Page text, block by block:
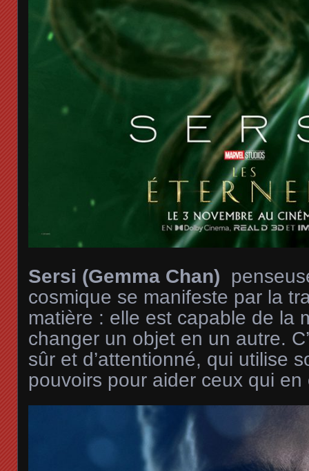
Sersi (Gemma Chan)
cosmique se manifeste par la
matière : elle est capable de la
changer un objet en un autre.
sûr et d’attentionné, qui utilise
pouvoirs pour aider ceux qui en